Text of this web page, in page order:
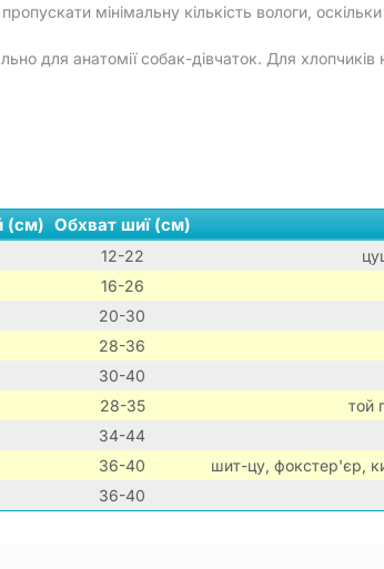
мінімальну кількість вологи,
для анатомії собак-дівчаток. Для хлопчиків
(см) Обхват шиї (см)
12-22
16-26
20-30
28-36
30-40
28-35
той
34-44
36-40
шит-цу, фокстер'єр,
36-40